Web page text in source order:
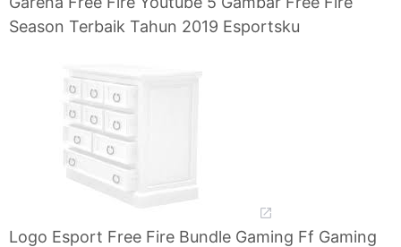
Season Terbaik Tahun 2019 Esportsku
Logo Esport Free Fire Bundle Gaming Ff Gaming